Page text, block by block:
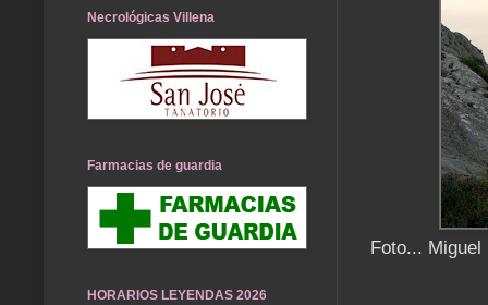
Foto...
Necrológicas Villena
Farmacias de guardia
HORARIOS LEYENDAS 2026